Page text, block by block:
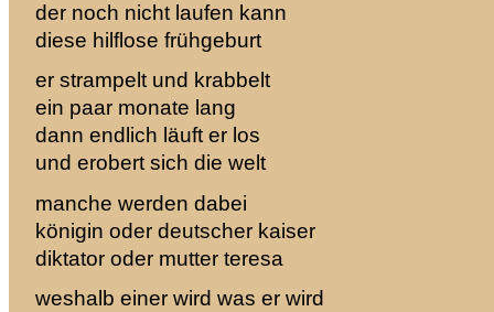
der noch nicht laufen kann
diese hilflose frühgeburt
er strampelt und krabbelt
ein paar monate lang
dann endlich läuft er los
und erobert sich die welt
manche werden dabei
königin oder deutscher kaiser
diktator oder mutter teresa
weshalb einer wird was er wird